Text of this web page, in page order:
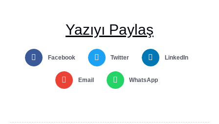
Yazıyı Paylaş
Facebook Twitter LinkedIn
Email WhatsApp